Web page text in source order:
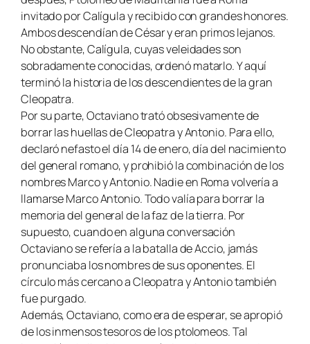
invitado por Calígula y recibido con grandes honores.
Ambos descendían de César y eran primos lejanos.
No obstante, Calígula, cuyas veleidades son
sobradamente conocidas, ordenó matarlo. Y aquí
terminó la historia de los descendientes de la gran
Cleopatra.
Por su parte, Octaviano trató obsesivamente de
borrar las huellas de Cleopatra y Antonio. Para ello,
declaró nefasto el día 14 de enero, día del nacimiento
del general romano, y prohibió la combinación de los
nombres Marco y Antonio. Nadie en Roma volvería a
llamarse Marco Antonio. Todo valía para borrar la
memoria del general de la faz de la tierra. Por
supuesto, cuando en alguna conversación
Octaviano se refería a la batalla de Accio, jamás
pronunciaba los nombres de sus oponentes. El
círculo más cercano a Cleopatra y Antonio también
fue purgado.
Además, Octaviano, como era de esperar, se apropió
de los inmensos tesoros de los ptolomeos. Tal